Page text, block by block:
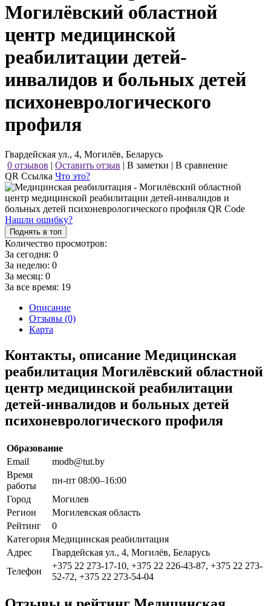
Могилёвский областной
центр медицинской
реабилитации детей-
инвалидов и больных детей
психоневрологического
профиля
Гвардейская ул., 4, Могилёв, Беларусь
0 отзывов | Оставить отзыв | В заметки | В сравнение
QR Ссылка Что это?
Нашли ошибку?
Поднять в топ
Количество просмотров:
За сегодня: 0
За неделю: 0
За месяц: 0
За все время: 19
Описание
Отзывы (0)
Карта
Контакты, описание Медицинская
реабилитация Могилёвский областной
центр медицинской реабилитации
детей-инвалидов и больных детей
психоневрологического профиля
Образование
Email
modb@tut.by
Время
работы
пн-пт 08:00–16:00
Город
Могилев
Регион
Могилевская область
Рейтинг
0
Категория Медицинская реабилитация
Адрес
Гвардейская ул., 4, Могилёв, Беларусь
Телефон
+375 22 273-17-10, +375 22 226-43-87, +375 22 273-
52-72, +375 22 273-54-04